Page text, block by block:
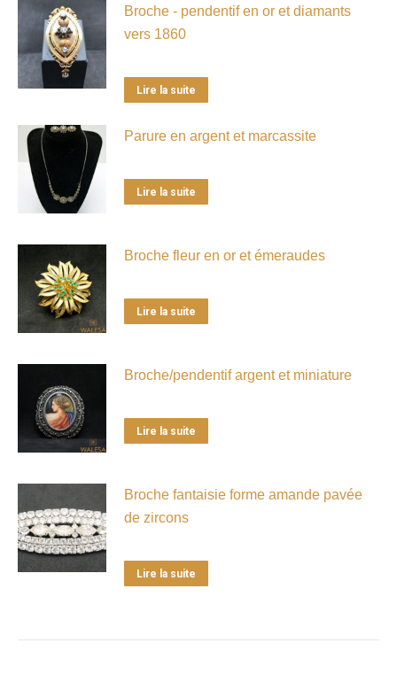
Broche - pendentif en or et diamants
vers 1860
Lire la suite
Parure en argent et marcassite
Lire la suite
Broche fleur en or et émeraudes
Lire la suite
Broche/pendentif argent et miniature
Lire la suite
Broche fantaisie forme amande pavée
de zircons
Lire la suite